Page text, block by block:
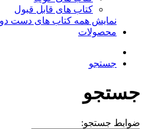
کتاب های قابل قبول
نمایش همه کتاب های دست
محصولات
جستجو
جستجو
ضوابط جستجو: